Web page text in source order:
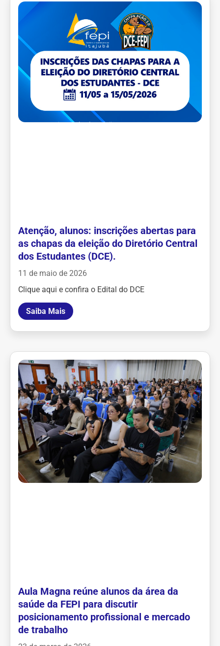
Atenção, alunos: inscrições abertas para
as chapas da eleição do Diretório Central
dos Estudantes (DCE).
11 de maio de 2026
Clique aqui e confira o Edital do DCE
Saiba Mais
Aula Magna reúne alunos da área da
saúde da FEPI para discutir
posicionamento profissional e mercado
de trabalho